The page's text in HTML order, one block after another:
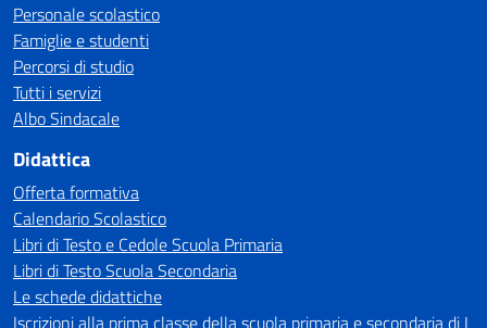
Personale scolastico
Famiglie e studenti
Percorsi di studio
Tutti i servizi
Albo Sindacale
Didattica
Offerta formativa
Calendario Scolastico
Libri di Testo e Cedole Scuola Primaria
Libri di Testo Scuola Secondaria
Le schede didattiche
Iscrizioni alla prima classe della scuola primaria e secondaria di I